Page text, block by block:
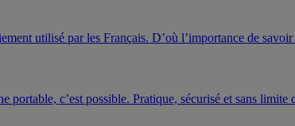
utilisé par les Français. D’où l’importance de
c’est possible. Pratique, sécurisé et sans